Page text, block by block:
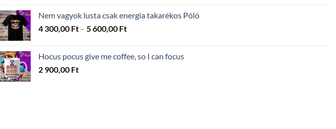
Nem vagyok lusta csak energia takarékos Póló
4 300,00 Ft – 5 600,00 FtÁrtartomány:
-
Hocus pocus give me coffee, so I can focus
2 900,00 Ft